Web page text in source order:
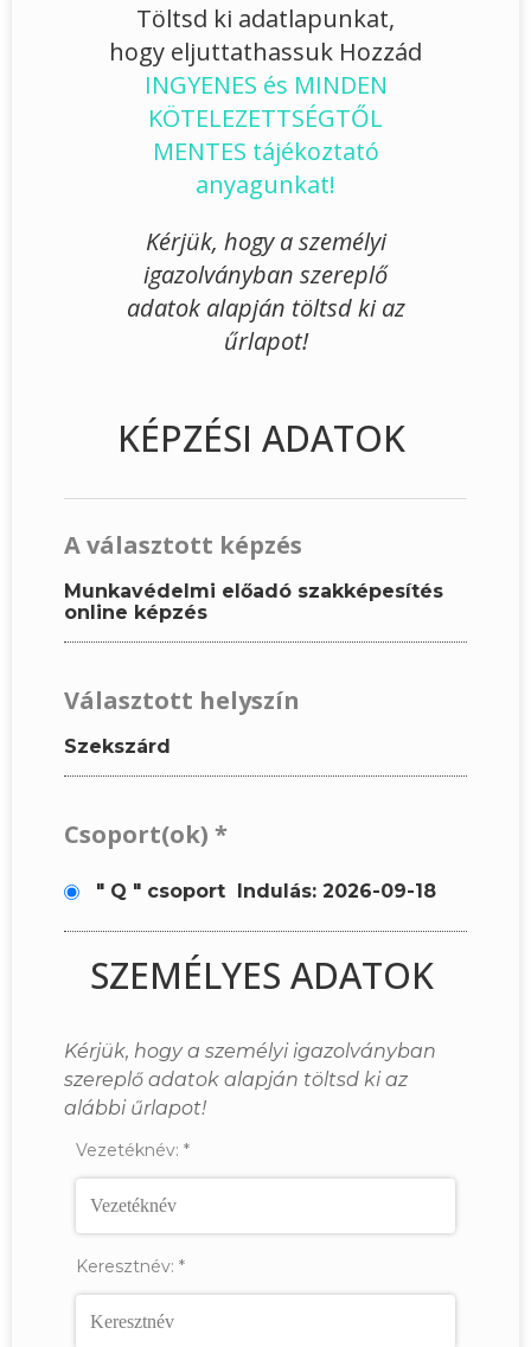
Töltsd ki adatlapunkat,
hogy eljuttathassuk Hozzád
INGYENES és MINDEN
KÖTELEZETTSÉGTŐL
MENTES tájékoztató
anyagunkat!
Kérjük, hogy a személyi
igazolványban szereplő
adatok alapján töltsd ki az
űrlapot!
KÉPZÉSI ADATOK
A választott képzés
Munkavédelmi előadó szakképesítés
online képzés
Választott helyszín
Szekszárd
Csoport(ok) *
" Q " csoport Indulás: 2026-09-18
SZEMÉLYES ADATOK
Kérjük, hogy a személyi igazolványban
szereplő adatok alapján töltsd ki az
alábbi űrlapot!
Vezetéknév: *
Keresztnév: *